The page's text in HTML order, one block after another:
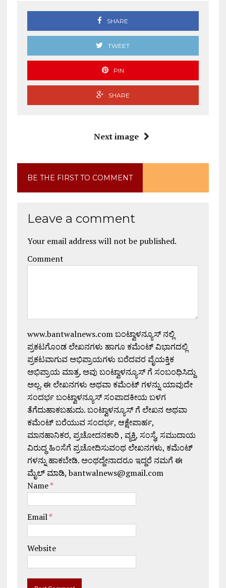
SHARE
TWEET
PIN
SHARE
Next image
BE THE FIRST TO COMMENT
Leave a comment
Your email address will not be published.
Comment
www.bantwalnews.com ಬಂಟ್ವಾಳನ್ಯೂಸ್ ನಲ್ಲಿ
ಪ್ರಕಟಗೊಂಡ ಲೇಖನಗಳು ಹಾಗೂ ಕಮೆಂಟ್ ವಿಭಾಗದಲ್ಲಿ
ಪ್ರಕಟವಾಗುವ ಅಭಿಪ್ರಾಯಗಳು ಬರೆದವರ ವೈಯಕ್ತಿಕ
ಅಭಿಪ್ರಾಯ ಮಾತ್ರ. ಅವು ಬಂಟ್ವಾಳನ್ಯೂಸ್ ಗೆ ಸಂಬಂಧಿಸಿದ್ದು
ಅಲ್ಲ. ಈ ಲೇಖನಗಳು ಅಥವಾ ಕಮೆಂಟ್ ಗಳನ್ನು ಯಾವುದೇ
ಸಂದರ್ಭ ಬಂಟ್ವಾಳನ್ಯೂಸ್ ಸಂಪಾದಕೀಯ ಬಳಗ
ತೆಗೆದುಹಾಕಬಹುದು. ಬಂಟ್ವಾಳನ್ಯೂಸ್ ಗೆ ಲೇಖನ ಅಥವಾ
ಕಮೆಂಟ್ ಬರೆಯುವ ಸಂದರ್ಭ, ಆಕ್ಷೇಪಾರ್ಹ,
ಮಾನಹಾನಿಕರ, ಪ್ರಚೋದನಕಾರಿ , ವ್ಯಕ್ತಿ, ಸಂಸ್ಥೆ, ಸಮುದಾಯ
ವಿರುದ್ಧ ಹಿಂಸೆಗೆ ಪ್ರಚೋದಿಸುವಂಥ ಲೇಖನಗಳು, ಕಮೆಂಟ್
ಗಳನ್ನು ಹಾಕಬೇಡಿ. ಅಂಥದ್ದೇನಾದರೂ ಇದ್ದರೆ ನಮಗೆ ಈ
ಮೈಲ್ ಮಾಡಿ, bantwalnews@gmail.com
Name*
Email*
Website